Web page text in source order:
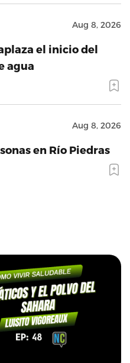
Aug 8, 2026
el inicio del
agua
Aug 8, 2026
en Río Piedras